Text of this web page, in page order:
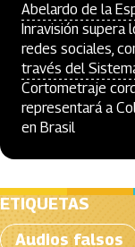
Abelardo de la
Inravisión supera
redes sociales,
través del
Cortometraje
representará a
en Brasil
ETIQUETAS
Audios falsos